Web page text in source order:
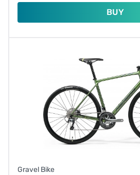
BUY
Gravel Bike